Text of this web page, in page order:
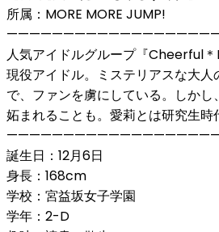
所属：MORE MORE JUMP!
人気アイドルグループ『Cheerful
現役アイドル。ミステリアスな大
で、ファンを虜にしている。しか
妬まれることも。愛莉とは研究生時
誕生日：12月6日
身長：168cm
学校：宮益坂女子学園
学年：2-D